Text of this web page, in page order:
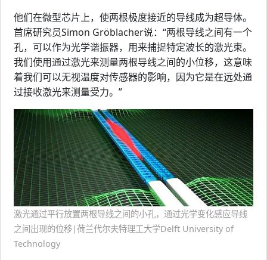
他们在微型芯片上，使两根极度接近的导线成为超导体。
首席研究员Simon Gröblacher说：“两根导线之间有一个
孔，可以作为光学谐振器，用来捕捉特定波长的激光束。
我们使用通过激光来测量两根导线之间的小位移，这意味
着我们可以无视温度对传感器的影响，因为它是在远处通
过接收激光来测量受力。”
激光通过平行放置两根导线之间的小孔，通过光学变化感应导线
之间出现的位移|荷兰代尔夫特理工大学Delft University of
Technology